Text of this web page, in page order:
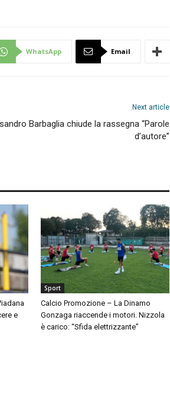
WhatsApp Email
Next article
Barbaglia chiude la rassegna “Parole
d’autore”
e
Sport
Calcio Promozione – La Dinamo
Gonzaga riaccende i motori. Nizzola
è carico: “Sfida elettrizzante”